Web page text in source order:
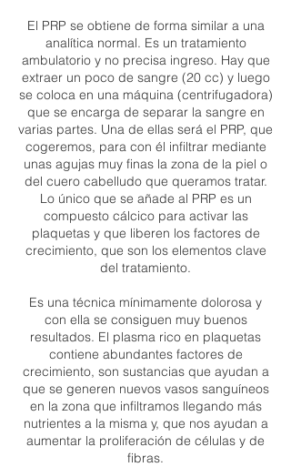
El PRP se obtiene de forma similar a una
analítica normal. Es un tratamiento
ambulatorio y no precisa ingreso. Hay que
extraer un poco de sangre (20 cc) y luego
se coloca en una máquina (centrifugadora)
que se encarga de separar la sangre en
varias partes. Una de ellas será el PRP, que
cogeremos, para con él infiltrar mediante
unas agujas muy finas la zona de la piel o
del cuero cabelludo que queramos tratar.
Lo único que se añade al PRP es un
compuesto cálcico para activar las
plaquetas y que liberen los factores de
crecimiento, que son los elementos clave
del tratamiento.
Es una técnica mínimamente dolorosa y
con ella se consiguen muy buenos
resultados. El plasma rico en plaquetas
contiene abundantes factores de
crecimiento, son sustancias que ayudan a
que se generen nuevos vasos sanguíneos
en la zona que infiltramos llegando más
nutrientes a la misma y, que nos ayudan a
aumentar la proliferación de células y de
fibras.